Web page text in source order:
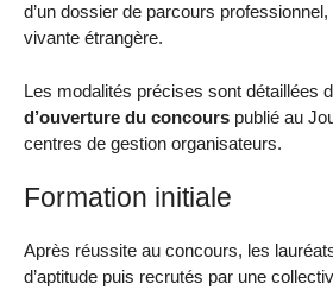
d’un dossier de parcours
vivante étrangère.
Les modalités précises sont détaillées
d’ouverture du concours publié au
centres de gestion organisateurs.
Formation initiale
Après réussite au concours, les
d’aptitude puis recrutés par une